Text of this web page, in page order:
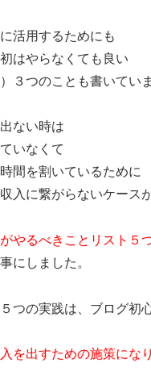
活用するためにも
はやらなくても良い
３つのことも書いてい
ない時は
いなくて
間を割いているために
入に繋がらないケース
やるべきことリスト５
にしました。
つの実践は、ブログ初
を出すための施策にな